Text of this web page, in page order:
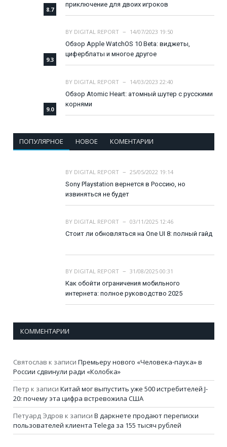
8.7
приключение для двоих игроков
9.3
BY DIGITAL REPORT
14/07/2023 19:50
Обзор Apple WatchOS 10 Beta: виджеты,
циферблаты и многое другое
9.0
BY DIGITAL REPORT
14/03/2023 22:40
Обзор Atomic Heart: атомный шутер с русскими
корнями
ПОПУЛЯРНОЕ НОВОЕ КОМЕНТАРИИ
BY DIGITAL REPORT
25/05/2022 19:14
Sony Playstation вернется в Россию, но
извиняться не будет
BY DIGITAL REPORT
03/11/2025 12:46
Стоит ли обновляться на One UI 8: полный гайд
BY DIGITAL REPORT
31/08/2025 00:31
Как обойти ограничения мобильного
интернета: полное руководство 2025
КОММЕНТАРИИ
Святослав к записи Премьеру нового «Человека-паука» в
России сдвинули ради «Колобка»
Петр к записи Китай мог выпустить уже 500 истребителей J-
20: почему эта цифра встревожила США
Петуард Эдров к записи В даркнете продают переписки
пользователей клиента Telega за 155 тысяч рублей